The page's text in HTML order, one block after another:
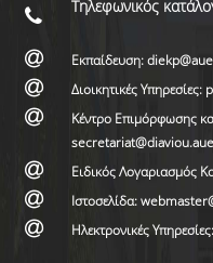
Τηλεφωνικός
Εκπαίδευση:
Διοικητικές
Κέντρο Επιμόρφωσης
Ειδικός Λογαριασμός
Ιστοσελίδα:
Ηλεκτρονικές